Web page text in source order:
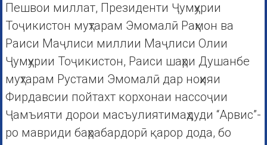
Пешвои миллат, Президенти Ҷумҳурии
Тоҷикистон муҳтарам Эмомалӣ Раҳмон ва
Раиси Маҷлиси миллии Маҷлиси Олии
Ҷумҳурии Тоҷикистон, Раиси шаҳри Душанбе
муҳтарам Рустами Эмомалӣ дар ноҳияи
Фирдавсии пойтахт корхонаи нассоҷии
Ҷамъияти дорои масъулиятимаҳдуди “Арвис”-
ро мавриди баҳрабардорӣ қарор дода, бо